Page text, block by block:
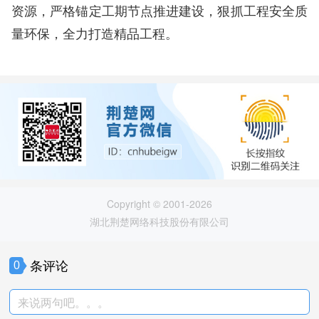
资源，严格锚定工期节点推进建设，狠抓工程安全质
量环保，全力打造精品工程。
Copyright © 2001-2026
湖北荆楚网络科技股份有限公司
0 条评论
来说两句吧。。。